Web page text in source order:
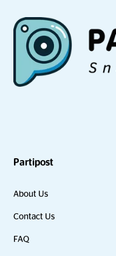
Partipost
About Us
Contact Us
FAQ